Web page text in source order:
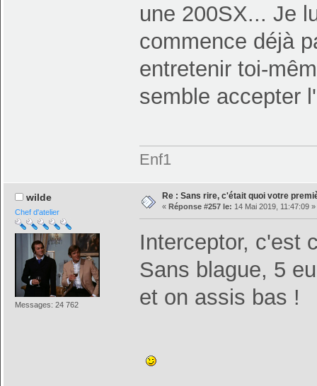
une 200SX... Je
commence déjà
entretenir toi-
semble accepter
Enf1
wilde
Chef d'atelier
Messages: 24 762
Re : Sans rire, c'était quoi votre
« Réponse #257 le: 14 Mai 2019, 11:47:09 »
Interceptor, c'est
Sans blague, 5
et on assis bas !